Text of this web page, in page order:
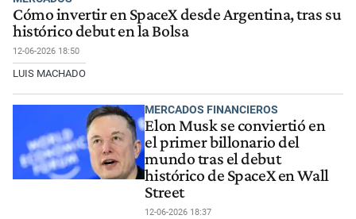
Cómo invertir en SpaceX desde Argentina, tras su
histórico debut en la Bolsa
12-06-2026 18:50
LUIS MACHADO
MERCADOS FINANCIEROS
Elon Musk se conviertió en
el primer billonario del
mundo tras el debut
histórico de SpaceX en Wall
Street
12-06-2026 18:37